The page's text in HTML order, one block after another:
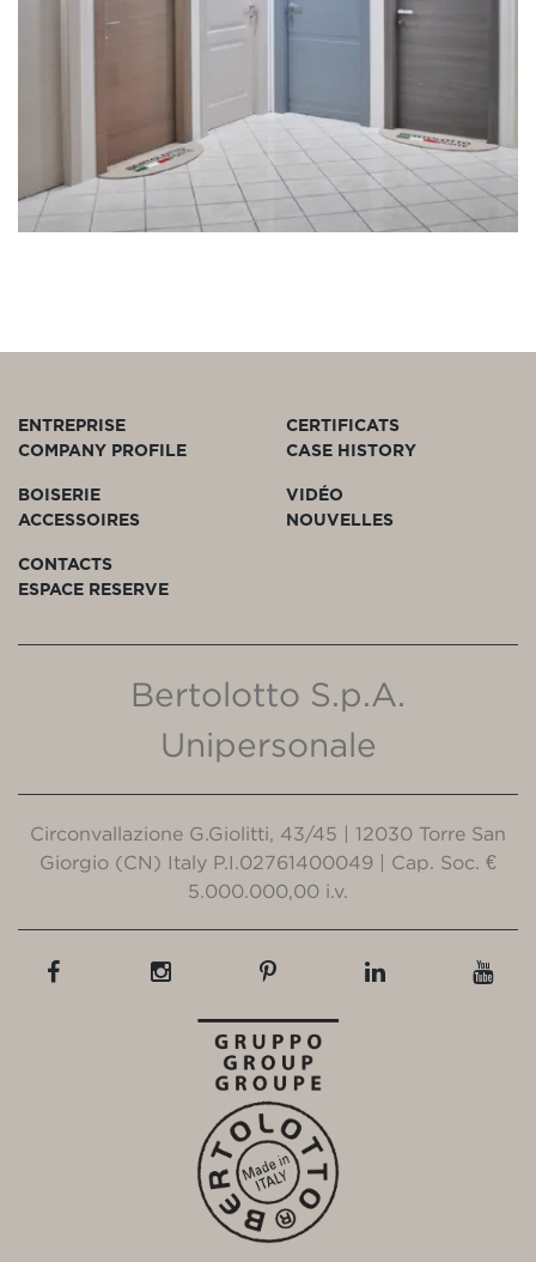
ENTREPRISE
COMPANY PROFILE
CERTIFICATS
CASE HISTORY
BOISERIE
ACCESSOIRES
VIDÉO
NOUVELLES
CONTACTS
ESPACE RESERVE
Bertolotto S.p.A.
Unipersonale
Circonvallazione G.Giolitti, 43/45 | 12030 Torre San
Giorgio (CN) Italy P.I.02761400049 | Cap. Soc. €
5.000.000,00 i.v.